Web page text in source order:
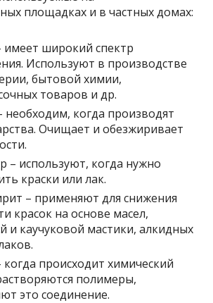
площадках и в частных домах:
имеет широкий спектр
Используют в производстве
бытовой химии,
товаров и др.
необходим, когда производят
Очищает и обезжиривает
– используют, когда нужно
краски или лак.
– применяют для снижения
красок на основе масел,
и каучуковой мастики, алкидных
когда происходит химический
полимеры,
это соединение.